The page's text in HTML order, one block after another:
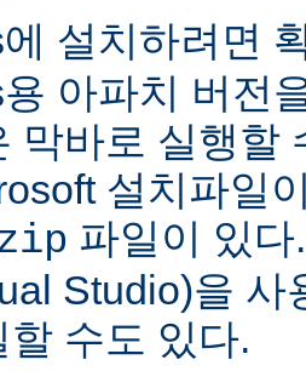
설치하려면
아파치 버전
막바로 실행할
설치파일
파일이 있
Studio)을 사
수도 있다.